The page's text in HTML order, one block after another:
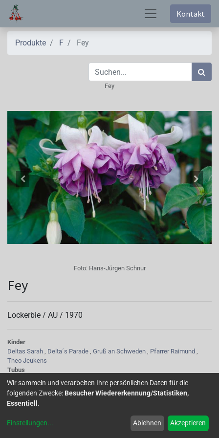
Kontakt
Produkte F Fey
Fey
Foto: Hans-Jürgen Schnur
Fey
Lockerbie / AU / 1970
Kinder
Deltas Sarah , Delta´s Parade , Gruß an Schweden , Pfarrer Raimund ,
Theo Jeukens
Tubus
cremeweiß, dick
Sepalen
lang, weiß mit leicht lila Hauch der Unterseite, zurückgebogen
Korolle/Petalen
Staubgefäße
Wir sammeln und verarbeiten Ihre persönlichen Daten für die
folgenden Zwecke: Besucher Wiedererkennung/Statistiken,
Essentiell .
Einstellungen... Ablehnen Akzeptieren